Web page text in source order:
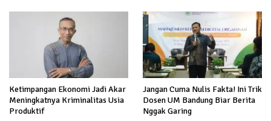
Ketimpangan Ekonomi Jadi Akar
Meningkatnya Kriminalitas Usia
Produktif
Jangan Cuma Nulis Fakta! Ini Trik
Dosen UM Bandung Biar Berita
Nggak Garing